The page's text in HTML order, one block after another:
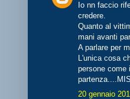
Io nn faccio
credere.
Quanto al
mani avanti
A parlare per
L'unica cosa
persone come
20 gennaio